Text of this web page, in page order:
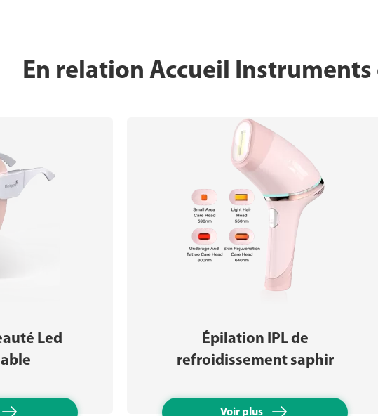
En relation Accueil Instruments
Led
Épilation IPL de
refroidissement saphir
Voir plus